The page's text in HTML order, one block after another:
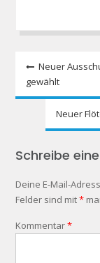
Neuer
gewählt
Neuer
Schreibe
Deine E-Mail-
Felder sind mit*
Kommentar*